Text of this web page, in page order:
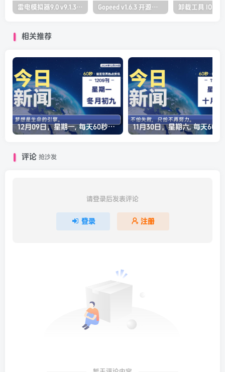
雷电模拟器9.0 v9.1.30.0 去广告纯净版 Gopeed v1.6.3 开源下载器 支持全平台
相关推荐
12月09日，星期一, 每天60秒读懂全世界！
评论 抢沙发
请登录后发表评论
登录 注册